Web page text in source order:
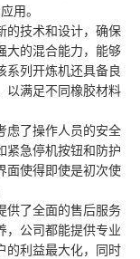
用。
的技术和设计，确保
大的混合能力，能够
系列开炼机还具备良
以满足不同橡胶材料
虑了操作人员的安全
紧急停机按钮和防护
面使得即使是初次使
供了全面的售后服务
，公司都能提供专业
的利益最大化，同时